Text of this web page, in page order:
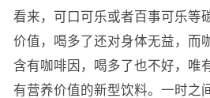
看来，可口可乐或者百事可乐等
价值，喝多了还对身体无益，而
含有咖啡因，喝多了也不好，唯
有营养价值的新型饮料。一时之